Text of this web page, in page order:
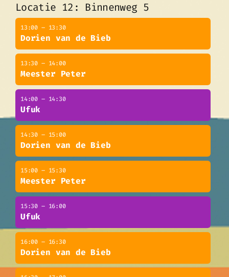
Locatie 12: Binnenweg 5
13:00 – 13:30
Dorien van de Bieb
13:30 – 14:00
Meester Peter
14:00 – 14:30
Ufuk
14:30 – 15:00
Dorien van de Bieb
15:00 – 15:30
Meester Peter
15:30 – 16:00
Ufuk
16:00 – 16:30
Dorien van de Bieb